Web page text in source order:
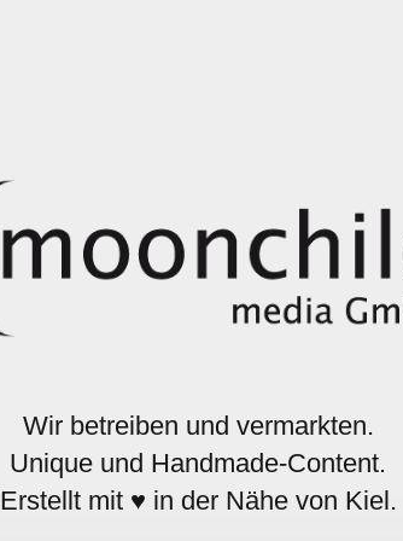
Wir betreiben und vermarkten.
Unique und Handmade-Content.
Erstellt mit ♥ in der Nähe von Kiel.